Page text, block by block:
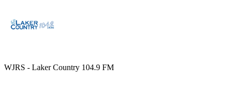
WJRS - Laker Country 104.9 FM